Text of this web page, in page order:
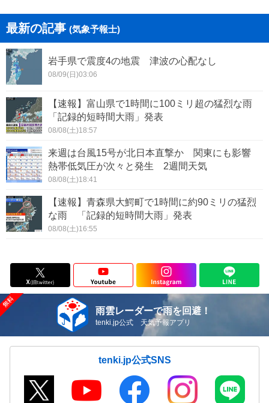
最新の記事 (気象予報士)
岩手県で震度4の地震 津波の心配なし
08/09(日)03:06
【速報】富山県で1時間に100ミリ超の猛烈な雨
「記録的短時間大雨」発表
08/08(土)18:57
来週は台風15号が北日本直撃か 関東にも影響
熱帯低気圧が次々と発生 2週間天気
08/08(土)18:41
【速報】青森県大鰐町で1時間に約90ミリの猛烈
な雨 「記録的短時間大雨」発表
08/08(土)16:55
雨雲レーダーで雨を回避！
tenki.jp公式 天気予報アプリ
tenki.jp公式SNS